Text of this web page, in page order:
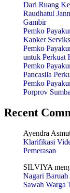
Dari Ruang
Raudhatul
Gambir
Pemko
Kanker Serviks
Pemko
untuk Perkuat
Pemko
Pancasila
Pemko
Porprov
Recent
Ayendra
Klarifikasi
Pemerasan
SILVIYA
Nagari Baruah
Sawah Warga